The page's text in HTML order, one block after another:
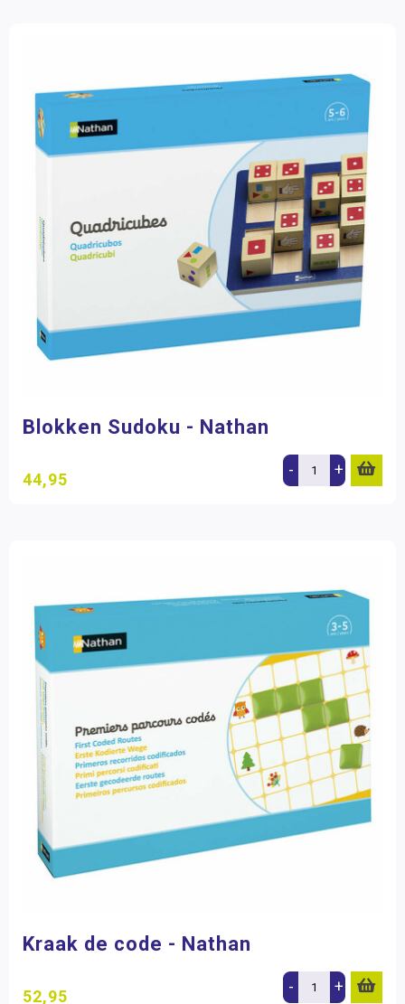
Blokken Sudoku - Nathan
44,95 - +
Kraak de code - Nathan
52,95 - +